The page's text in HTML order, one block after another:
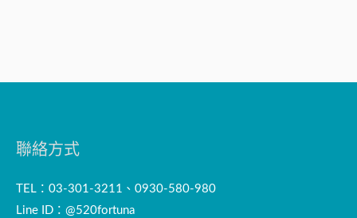
聯絡方式
TEL：03-301-3211、0930-580-980
Line ID：@520fortuna